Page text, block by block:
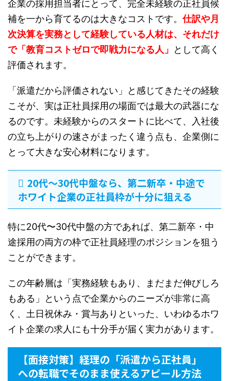
企業の採用担当者にとって、完全未経験の正社員候
補を一から育てるのは大きなコストです。仕訳や月
次決算を実務として経験している人材は、それだけ
で「教育コストゼロで即戦力になる人」
として高く
評価されます。
「派遣だから評価されない」と感じてきたその経験
こそが、実は正社員採用の場面では最大の武器にな
るのです。未経験からのスタートに比べて、入社後
の立ち上がりの速さがまったく違う点も、企業側に
とって大きな安心材料になります。
20代〜30代中盤なら、第二新卒・中途で
ホワイト企業の正社員枠が十分に狙える
特に20代〜30代中盤の方であれば、第二新卒・中
途採用の両方の枠で正社員経理のポジションを狙う
ことができます。
この年齢層は「実務経験もあり、まだまだ伸びしろ
もある」という点で企業からのニーズが非常に高
く、土日祝休み・賞与ありといった、いわゆるホワ
イト企業の求人にも十分手が届く実力があります。
【面接対策】経理の「派遣から正社員」
への転職でそのまま使えるアピール方法